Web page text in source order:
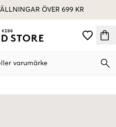
ÖVER 699 KR
varumärke